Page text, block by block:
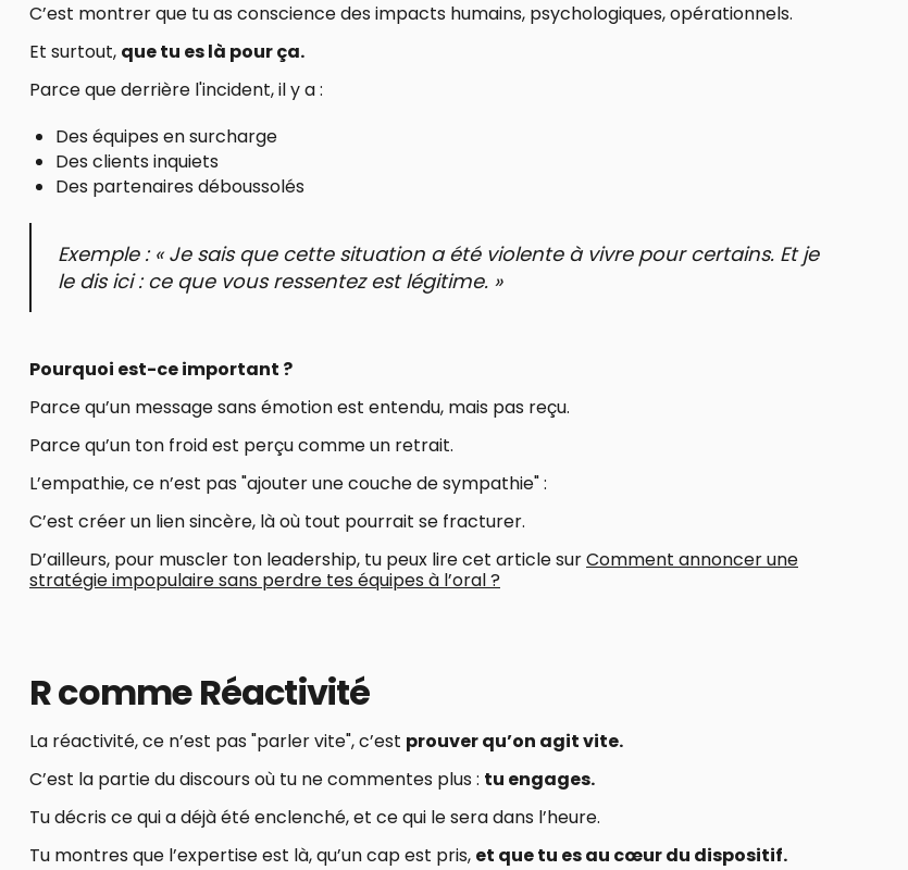
C’est montrer que tu as conscience des impacts humains, psychologiques, opérationnels.
Et surtout, que tu es là pour ça.
Parce que derrière l'incident, il y a :
Des équipes en surcharge
Des clients inquiets
Des partenaires déboussolés
Exemple : « Je sais que cette situation a été violente à vivre pour certains. Et je
le dis ici : ce que vous ressentez est légitime. »
Pourquoi est-ce important ?
Parce qu’un message sans émotion est entendu, mais pas reçu.
Parce qu’un ton froid est perçu comme un retrait.
L’empathie, ce n’est pas "ajouter une couche de sympathie" :
C’est créer un lien sincère, là où tout pourrait se fracturer.
D’ailleurs, pour muscler ton leadership, tu peux lire cet article surComment annoncer une
stratégie impopulaire sans perdre tes équipes à l’oral ?
R comme Réactivité
La réactivité, ce n’est pas "parler vite", c’est prouver qu’on agit vite.
C’est la partie du discours où tu ne commentes plus : tu engages.
Tu décris ce qui a déjà été enclenché, et ce qui le sera dans l’heure.
Tu montres que l’expertise est là, qu’un cap est pris, et que tu es au cœur du dispositif.